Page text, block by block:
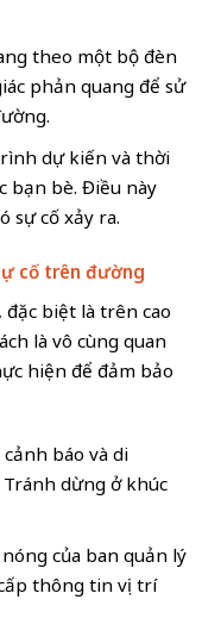
theo một bộ đèn
phản quang để sử
dự kiến và thời
bạn bè. Điều này
sự cố xảy ra.
cố trên đường
biệt là trên cao
là vô cùng quan
hiện để đảm bảo
báo và di
dừng ở khúc
nóng của ban quản lý
thông tin vị trí